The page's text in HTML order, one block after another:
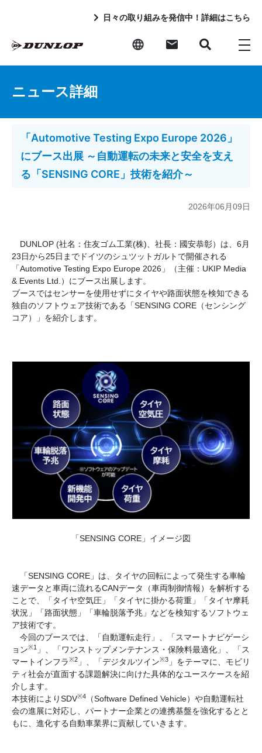
日々の取り組みを発信中！詳細はこちら
ニュース詳細
「Automotive Testing Expo Europe 2026」
にブース出展 ～自動運転の未来と安全を支え
る「SENSING CORE」技術を紹介～
2026年06月09日
DUNLOP (社名：住友ゴム工業(株)、社長：國安恭彰）は、6月
23日から25日までドイツのシュツットガルトで開催される
「Automotive Testing Expo Europe 2026」（主催：UKIP Media
& Events Ltd.）にブース出展します。
ブースではセンサーを使用せずにタイヤや路面状態を検知できる
独自のソフトウェア技術である「SENSING CORE（センシング
コア）」を紹介します。
「SENSING CORE」イメージ図
「SENSING CORE」は、タイヤの回転によって発生する車輪
速データと車両に流れるCANデータ（車両制御情報）を解析する
ことで、「タイヤ空気圧」「タイヤに掛かる荷重」「タイヤ摩耗
状況」「路面状態」「車輪脱落予兆」などを検知するソフトウェ
ア技術です。
今回のブースでは、「自動運転走行」、「スマートナビゲーシ
ョン※1 」、「ワンストップメンテナンス・保険料最適化」、「ス
マートインフラ※2 」、「デジタルツイン※3 」をテーマに、モビリ
ティ社会が直面する課題解決に向けた具体的なユースケースを紹
介します。
本技術によりSDV※4
（Software Defined Vehicle）や自動運転社
会の進展に対応し、パートナー企業との連携基盤を強化するとと
もに、進化する自動車業界に貢献していきます。